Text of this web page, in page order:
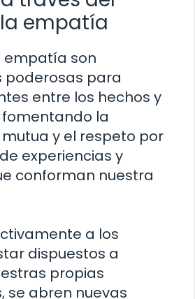
empatía
empatía son
poderosas para
entre los hechos y
fomentando la
y el respeto por
experiencias y
conforman nuestra
a los
dispuestos a
propias
se abren nuevas